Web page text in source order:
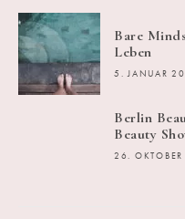
Bare
Leben
5. JANUAR
Berlin
Beauty
26.